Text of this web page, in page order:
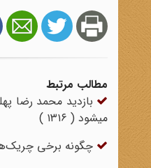
مطالب مرتبط
بازدید محمد رضا
میشود ( ۱۳۱۶ )
چگونه برخی